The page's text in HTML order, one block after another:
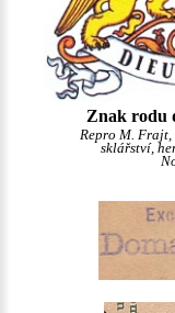
Znak rodu
Repro M. Frajt,
sklářství,